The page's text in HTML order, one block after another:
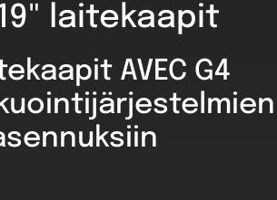
19" laitekaapit
AVEC G4